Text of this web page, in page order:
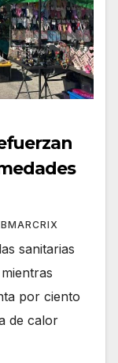
sanitarias
por ciento
de calor